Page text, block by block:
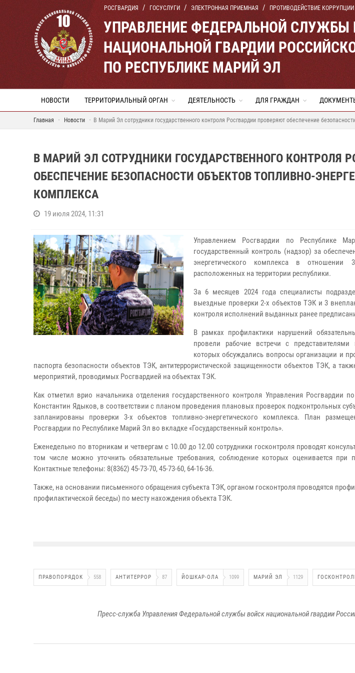
РОСГВАРДИЯ ГОСУСЛУГИ ЭЛЕКТРОННАЯ ПРИЕМНАЯ ПРОТИВОДЕЙСТВИЕ КОРРУПЦИИ
УПРАВЛЕНИЕ ФЕДЕРАЛЬНОЙ СЛУЖБЫ
НАЦИОНАЛЬНОЙ ГВАРДИИ
ПО РЕСПУБЛИКЕ МАРИЙ ЭЛ
НОВОСТИ ТЕРРИТОРИАЛЬНЫЙ ОРГАН ДЕЯТЕЛЬНОСТЬ ДЛЯ ГРАЖДАН
Главная Новости В Марий Эл сотрудники государственного контроля Росгвардии проверяют обеспечение
В МАРИЙ ЭЛ СОТРУДНИКИ ГОСУДАРСТВЕННОГО КОНТРОЛЯ
ОБЕСПЕЧЕНИЕ БЕЗОПАСНОСТИ ОБЪЕКТОВ ТОПЛИВНО-
КОМПЛЕКСА
19 июля 2024, 11:31
Управлением Росгвардии по Республике
государственный контроль (надзор) за
энергетического комплекса в отношении
расположенных на территории республики.
За 6 месяцев 2024 года специалисты
выездные проверки 2-х объектов ТЭК и 3
контроля исполнений выданных ранее
В рамках профилактики нарушений
провели рабочие встречи с
которых обсуждались вопросы организации и
паспорта безопасности объектов ТЭК, антитеррористической защищенности объектов ТЭК, а
мероприятий, проводимых Росгвардией на объектах ТЭК.
Как отметил врио начальника отделения государственного контроля Управления Росгвардии
Константин Ядыков, в соответствии с планом проведения плановых проверок подконтрольных
запланированы проверки 3-х объектов топливно-энергетического комплекса. План
Росгвардии по Республике Марий Эл во вкладке «Государственный контроль».
Еженедельно по вторникам и четвергам с 10.00 до 12.00 сотрудники госконтроля проводят
том числе можно уточнить обязательные требования, соблюдение которых оценивается при
Контактные телефоны: 8(8362) 45-73-70, 45-73-60, 64-16-36.
Также, на основании письменного обращения субъекта ТЭК, органом госконтроля проводятся
профилактической беседы) по месту нахождения объекта ТЭК.
ПРАВОПОРЯДОК 558 АНТИТЕРРОР 87 ЙОШКАР-ОЛА 1099 МАРИЙ ЭЛ 1129
Пресс-служба Управления Федеральной службы войск национальной гвардии